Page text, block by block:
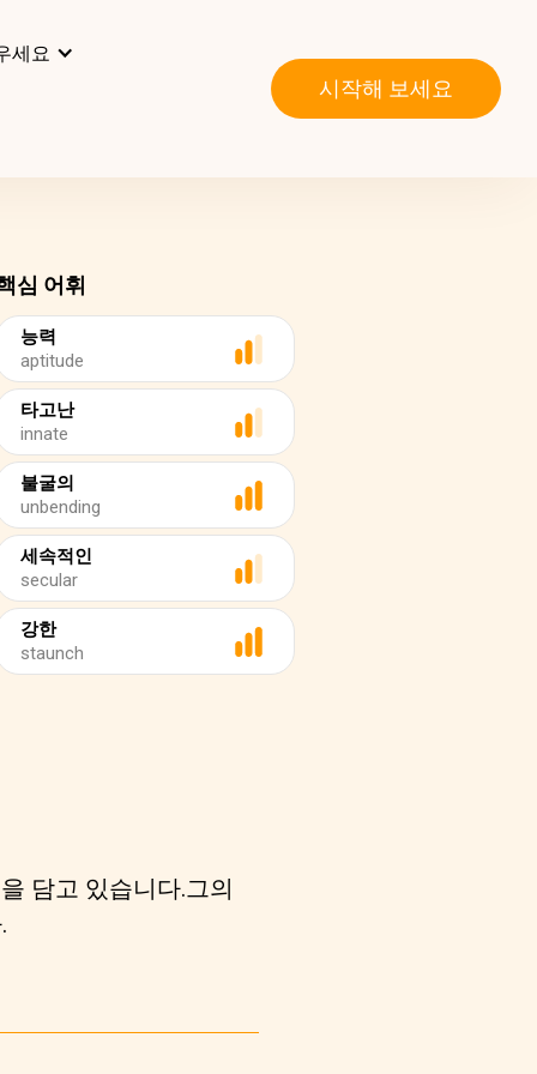
세요
시작해 보세요
심 어휘
능력
aptitude
타고난
innate
불굴의
unbending
세속적인
secular
강한
staunch
담고 있습니다.그의